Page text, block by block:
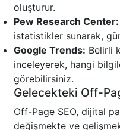
oluşturur.
Pew Research Center:
istatistikler sunarak,
Google Trends: Belirli
inceleyerek, hangi
görebilirsiniz.
Gelecekteki Off-
Off-Page SEO, dijital
değişmekte ve